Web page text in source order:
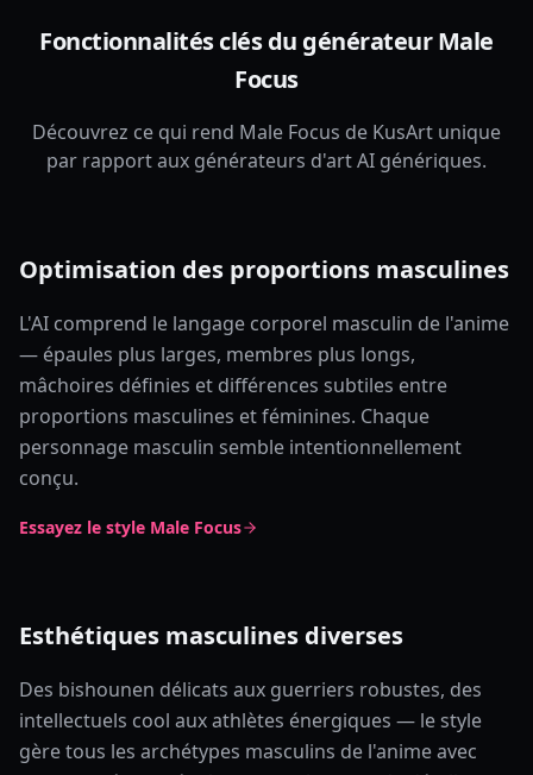
Fonctionnalités clés du générateur Male
Focus
Découvrez ce qui rend Male Focus de KusArt unique
par rapport aux générateurs d'art AI génériques.
Optimisation des proportions masculines
L'AI comprend le langage corporel masculin de l'anime
— épaules plus larges, membres plus longs,
mâchoires définies et différences subtiles entre
proportions masculines et féminines. Chaque
personnage masculin semble intentionnellement
conçu.
Essayez le style Male Focus
Esthétiques masculines diverses
Des bishounen délicats aux guerriers robustes, des
intellectuels cool aux athlètes énergiques — le style
gère tous les archétypes masculins de l'anime avec